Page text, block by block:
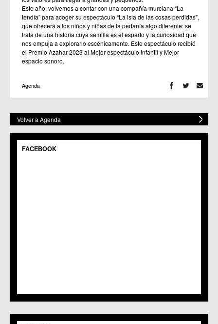
Este año, volvemos a contar con una compañía murciana “La
tendía” para acoger su espectáculo “La isla de las cosas perdidas”,
que ofrecerá a los niños y niñas de la pedanía algo diferente: se
trata de una historia cuya semilla es el esparto y la curiosidad que
nos empuja a explorarlo escénicamente. Este espectáculo recibió
el Premio Azahar 2023 al Mejor espectáculo infantil y Mejor
espacio sonoro.
Agenda
Volver a Agenda
FACEBOOK